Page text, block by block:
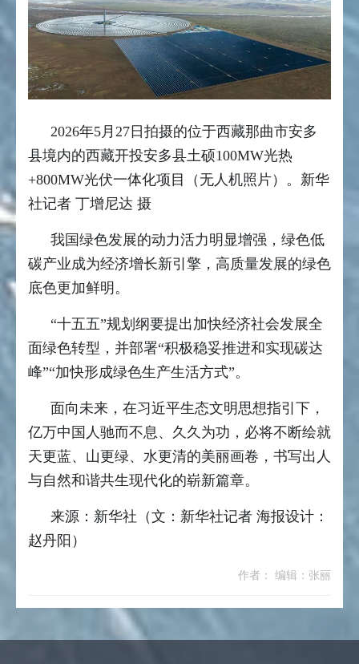
2026年5月27日拍摄的位于西藏那曲市安多
县境内的西藏开投安多县土硕100MW光热
+800MW光伏一体化项目（无人机照片）。新华
社记者 丁增尼达 摄
我国绿色发展的动力活力明显增强，绿色低
碳产业成为经济增长新引擎，高质量发展的绿色
底色更加鲜明。
“十五五”规划纲要提出加快经济社会发展全
面绿色转型，并部署“积极稳妥推进和实现碳达
峰”“加快形成绿色生产生活方式”。
面向未来，在习近平生态文明思想指引下，
亿万中国人驰而不息、久久为功，必将不断绘就
天更蓝、山更绿、水更清的美丽画卷，书写出人
与自然和谐共生现代化的崭新篇章。
来源：新华社（文：新华社记者 海报设计：
赵丹阳）
作者： 编辑：张丽